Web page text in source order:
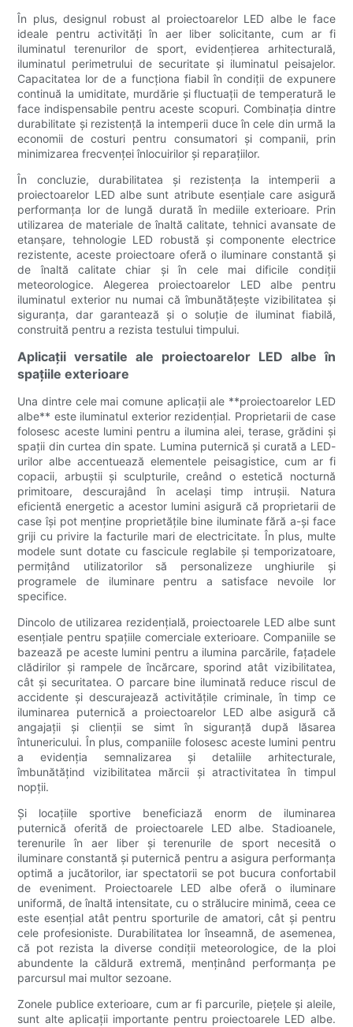
În plus, designul robust al proiectoarelor LED albe le face
ideale pentru activități în aer liber solicitante, cum ar fi
iluminatul terenurilor de sport, evidențierea arhitecturală,
iluminatul perimetrului de securitate și iluminatul peisajelor.
Capacitatea lor de a funcționa fiabil în condiții de expunere
continuă la umiditate, murdărie și fluctuații de temperatură le
face indispensabile pentru aceste scopuri. Combinația dintre
durabilitate și rezistență la intemperii duce în cele din urmă la
economii de costuri pentru consumatori și companii, prin
minimizarea frecvenței înlocuirilor și reparațiilor.
În concluzie, durabilitatea și rezistența la intemperii a
proiectoarelor LED albe sunt atribute esențiale care asigură
performanța lor de lungă durată în mediile exterioare. Prin
utilizarea de materiale de înaltă calitate, tehnici avansate de
etanșare, tehnologie LED robustă și componente electrice
rezistente, aceste proiectoare oferă o iluminare constantă și
de înaltă calitate chiar și în cele mai dificile condiții
meteorologice. Alegerea proiectoarelor LED albe pentru
iluminatul exterior nu numai că îmbunătățește vizibilitatea și
siguranța, dar garantează și o soluție de iluminat fiabilă,
construită pentru a rezista testului timpului.
Aplicații versatile ale proiectoarelor LED albe în
spațiile exterioare
Una dintre cele mai comune aplicații ale **proiectoarelor LED
albe** este iluminatul exterior rezidențial. Proprietarii de case
folosesc aceste lumini pentru a ilumina alei, terase, grădini și
spații din curtea din spate. Lumina puternică și curată a LED-
urilor albe accentuează elementele peisagistice, cum ar fi
copacii, arbuștii și sculpturile, creând o estetică nocturnă
primitoare, descurajând în același timp intrușii. Natura
eficientă energetic a acestor lumini asigură că proprietarii de
case își pot menține proprietățile bine iluminate fără a-și face
griji cu privire la facturile mari de electricitate. În plus, multe
modele sunt dotate cu fascicule reglabile și temporizatoare,
permițând utilizatorilor să personalizeze unghiurile și
programele de iluminare pentru a satisface nevoile lor
specifice.
Dincolo de utilizarea rezidențială, proiectoarele LED albe sunt
esențiale pentru spațiile comerciale exterioare. Companiile se
bazează pe aceste lumini pentru a ilumina parcările, fațadele
clădirilor și rampele de încărcare, sporind atât vizibilitatea,
cât și securitatea. O parcare bine iluminată reduce riscul de
accidente și descurajează activitățile criminale, în timp ce
iluminarea puternică a proiectoarelor LED albe asigură că
angajații și clienții se simt în siguranță după lăsarea
întunericului. În plus, companiile folosesc aceste lumini pentru
a evidenția semnalizarea și detaliile arhitecturale,
îmbunătățind vizibilitatea mărcii și atractivitatea în timpul
nopții.
Și locațiile sportive beneficiază enorm de iluminarea
puternică oferită de proiectoarele LED albe. Stadioanele,
terenurile în aer liber și terenurile de sport necesită o
iluminare constantă și puternică pentru a asigura performanța
optimă a jucătorilor, iar spectatorii se pot bucura confortabil
de eveniment. Proiectoarele LED albe oferă o iluminare
uniformă, de înaltă intensitate, cu o strălucire minimă, ceea ce
este esențial atât pentru sporturile de amatori, cât și pentru
cele profesioniste. Durabilitatea lor înseamnă, de asemenea,
că pot rezista la diverse condiții meteorologice, de la ploi
abundente la căldură extremă, menținând performanța pe
parcursul mai multor sezoane.
Zonele publice exterioare, cum ar fi parcurile, piețele și aleile,
sunt alte aplicații importante pentru proiectoarele LED albe.